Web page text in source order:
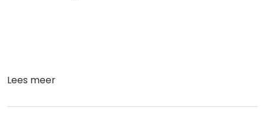
Lees meer